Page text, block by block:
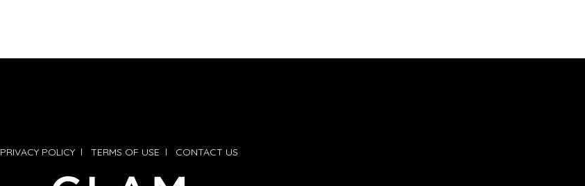
PRIVACY POLICYl TERMS OF USE l CONTACT US